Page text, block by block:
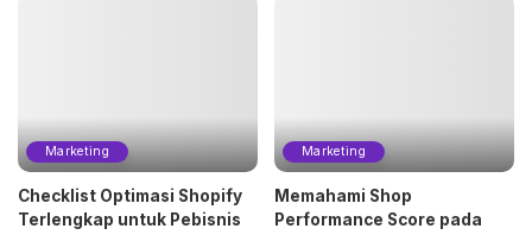
Marketing
Checklist Optimasi Shopify
Terlengkap untuk Pebisnis
Marketing
Memahami Shop
Performance Score pada